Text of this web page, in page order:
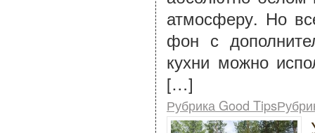
атмосферу. Но
фон с
кухни можно
[…]
Рубрика Good